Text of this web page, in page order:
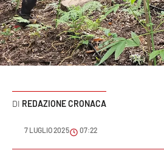
Sanità
Sport
Cultura
Podcast
Meteo
REDAZIONE CRONACA
7 LUGLIO 2025 07:22